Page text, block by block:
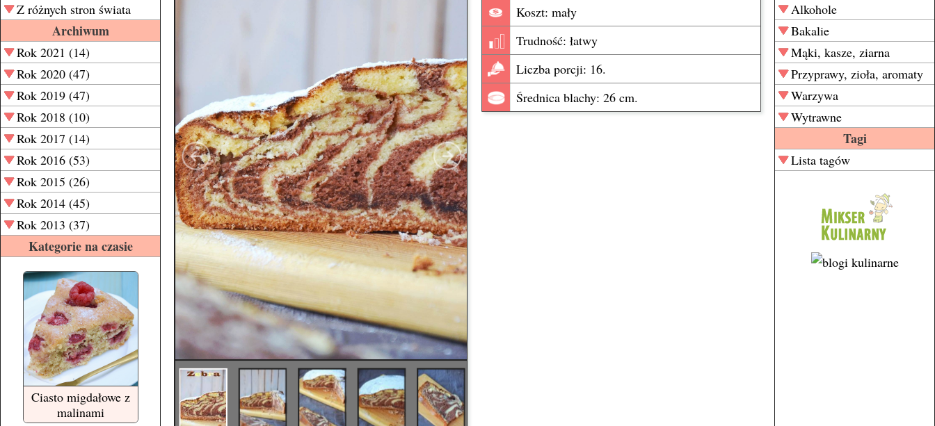
Z różnych stron świata
Archiwum
Rok 2021 (14)
Rok 2020 (47)
Rok 2019 (47)
Rok 2018 (10)
Rok 2017 (14)
Rok 2016 (53)
Rok 2015 (26)
Rok 2014 (45)
Rok 2013 (37)
Kategorie na czasie
Ciasto migdałowe z
malinami
Alkohole
Bakalie
Mąki, kasze, ziarna
Przyprawy, zioła, aromaty
Warzywa
Wytrawne
Tagi
Lista tagów
Koszt: mały
Trudność: łatwy
Liczba porcji: 16.
Średnica blachy: 26 cm.